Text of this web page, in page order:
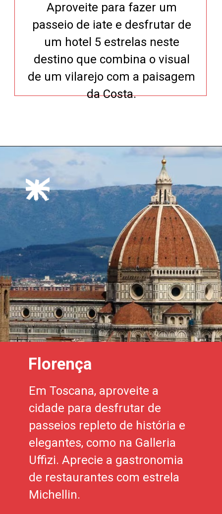
Aproveite para fazer um
passeio de iate e desfrutar de
um hotel 5 estrelas neste
destino que combina o visual
de um vilarejo com a paisagem
da Costa.
Opening
Em Toscana, aproveite a
cidade para desfrutar de
passeios repleto de história e
elegantes, como na Galleria
Uffizi. Aprecie a gastronomia
de restaurantes com estrela
Michellin.
Florença